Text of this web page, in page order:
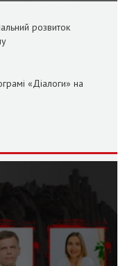
розвиток
«Діалоги» на